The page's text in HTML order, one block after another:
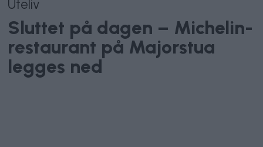
Uteliv
Sluttet på dagen – Michelin-
restaurant på Majorstua
legges ned